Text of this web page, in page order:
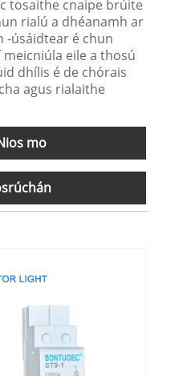
tosaithe cnaipe brúite
rialú a dhéanamh ar
-úsáidtear é chun
eile a thosú
dhílis é de chórais
agus rialaithe
mo